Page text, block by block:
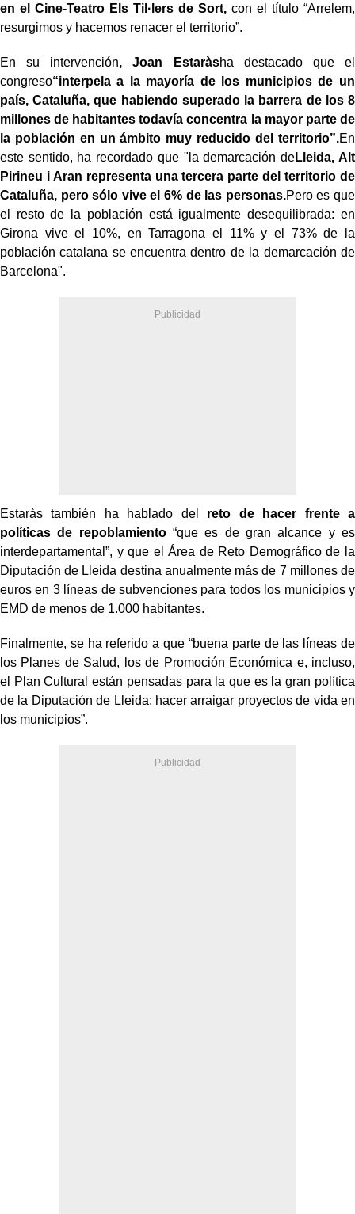
en el Cine-Teatro Els Til·lers de Sort,con el título “Arrelem,
resurgimos y hacemos renacer el territorio”.
En su intervención, Joan Estaràsha destacado que el
congreso“interpela a la mayoría de los municipios de un
país, Cataluña, que habiendo superado la barrera de los 8
millones de habitantes todavía concentra la mayor parte de
la población en un ámbito muy reducido del territorio”.En
este sentido, ha recordado que "la demarcación deLleida, Alt
Pirineu i Aran representa una tercera parte del territorio de
Cataluña, pero sólo vive el 6% de las personas.Pero es que
el resto de la población está igualmente desequilibrada: en
Girona vive el 10%, en Tarragona el 11% y el 73% de la
población catalana se encuentra dentro de la demarcación de
Barcelona".
Estaràs también ha hablado del reto de hacer frente a
políticas de repoblamiento“que es de gran alcance y es
interdepartamental”, y que el Área de Reto Demográfico de la
Diputación de Lleida destina anualmente más de 7 millones de
euros en 3 líneas de subvenciones para todos los municipios y
EMD de menos de 1.000 habitantes.
Finalmente, se ha referido a que “buena parte de las líneas de
los Planes de Salud, los de Promoción Económica e, incluso,
el Plan Cultural están pensadas para la que es la gran política
de la Diputación de Lleida: hacer arraigar proyectos de vida en
los municipios”.